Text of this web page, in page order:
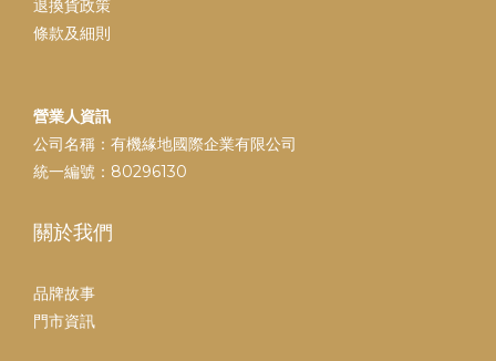
退換貨政策
條款及細則
營業人資訊
公司名稱：有機緣地國際企業有限公司
統一編號：80296130
關於我們
品牌故事
門市資訊